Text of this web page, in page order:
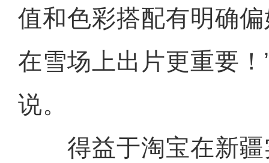
值和色彩搭配有明确
在雪场上出片更重要！
说。
得益于淘宝在新疆